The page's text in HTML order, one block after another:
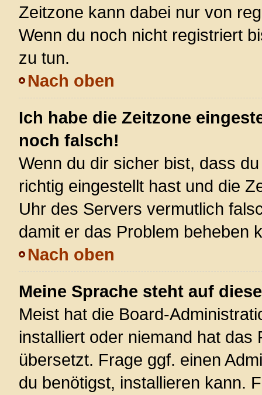
Zeitzone kann dabei nur von
Wenn du noch nicht registriert
zu tun.
Nach oben
Ich habe die Zeitzone
noch falsch!
Wenn du dir sicher bist, dass
richtig eingestellt hast und die
Uhr des Servers vermutlich
damit er das Problem beheben
Nach oben
Meine Sprache steht auf
Meist hat die Board-
installiert oder niemand hat
übersetzt. Frage ggf. einen
du benötigst, installieren kann.